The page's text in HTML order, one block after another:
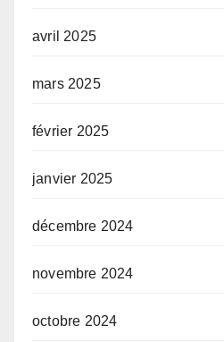
avril 2025
mars 2025
février 2025
janvier 2025
décembre 2024
novembre 2024
octobre 2024